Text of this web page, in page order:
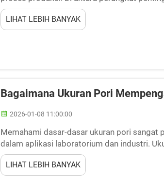
perangkat filtrasi yang ringkas namun kuat
LIHAT LEBIH BANYAK
Bagaimana Ukuran Pori
2026-01-08 11:00:00
Memahami dasar-dasar ukuran pori
dalam aplikasi laboratorium dan industri.
filtrasi, laju alir, dan kemampuan untuk
LIHAT LEBIH BANYAK